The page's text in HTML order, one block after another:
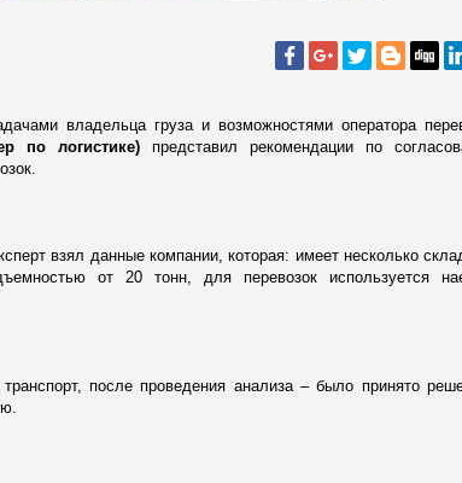
владельца груза и возможностями оператора
по логистике) представил рекомендации по
взял данные компании, которая: имеет несколько
от 20 тонн, для перевозок используется
после проведения анализа – было принято